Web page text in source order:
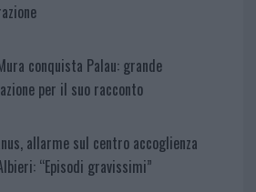
conquista Palau: grande
per il suo racconto
allarme sul centro accoglienza
“Episodi gravissimi”